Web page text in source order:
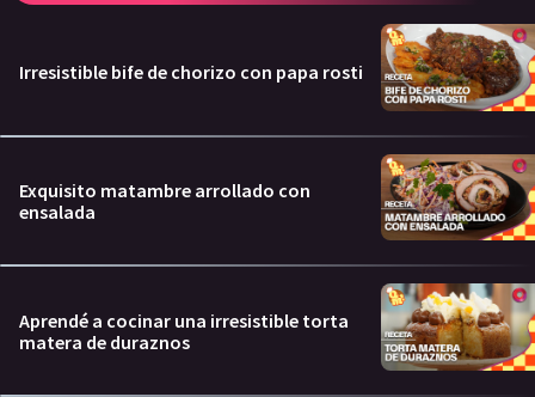
Irresistible bife de chorizo con papa rosti
Exquisito matambre arrollado con
ensalada
Aprendé a cocinar una irresistible torta
matera de duraznos